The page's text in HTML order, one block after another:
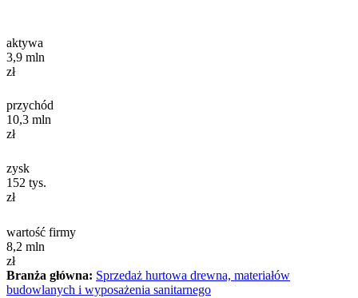
aktywa
3,9 mln
zł
przychód
10,3 mln
zł
zysk
152 tys.
zł
wartość firmy
8,2 mln
zł
Branża główna: Sprzedaż hurtowa drewna, materiałów
budowlanych i wyposażenia sanitarnego